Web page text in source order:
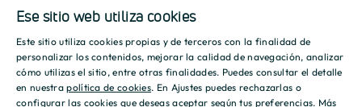
Valencia
Sevilla
Islas Baleares
Sala de prensa
Informes
Iniciativas
Vivienda Alquiler
Gestión de Suelo
Actualidad
Culmia es noticia
Tendencias
Recursos
Guías
SPANISH
ENGLISH
Ese sitio web utiliza cookies
Este sitio utiliza cookies propias y de terceros con la finalidad de
personalizar los contenidos, mejorar la calidad de navegación, analizar
cómo utilizas el sitio, entre otras finalidades. Puedes consultar el detalle
en nuestrapolítica de cookies. En Ajustes puedes rechazarlas o
configurar las cookies que deseas aceptar según tus preferencias. Más